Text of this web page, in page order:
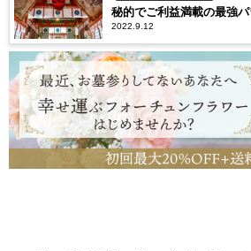
秘的でご利益満載の最強
之宮】
2022.9.12